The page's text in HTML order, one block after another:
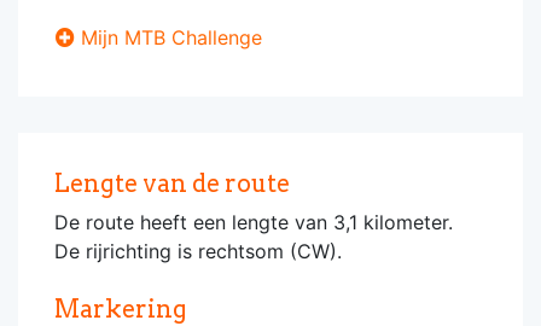
Mijn MTB Challenge
Lengte van de route
De route heeft een lengte van 3,1 kilometer.
De rijrichting is rechtsom (CW).
Markering